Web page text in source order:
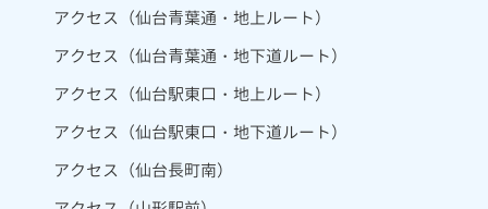
アクセス（仙台青葉通・地上ルート）
アクセス（仙台青葉通・地下道ルート）
アクセス（仙台駅東口・地上ルート）
アクセス（仙台駅東口・地下道ルート）
アクセス（仙台長町南）